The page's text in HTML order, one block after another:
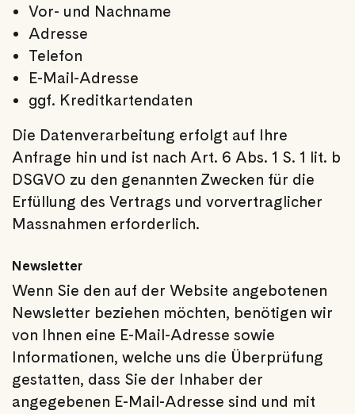
Vor- und Nachname
Adresse
Telefon
E-Mail-Adresse
ggf. Kreditkartendaten
Die Datenverarbeitung erfolgt auf Ihre
Anfrage hin und ist nach Art. 6 Abs. 1 S. 1 lit. b
DSGVO zu den genannten Zwecken für die
Erfüllung des Vertrags und vorvertraglicher
Massnahmen erforderlich.
Newsletter
Wenn Sie den auf der Website angebotenen
Newsletter beziehen möchten, benötigen wir
von Ihnen eine E-Mail-Adresse sowie
Informationen, welche uns die Überprüfung
gestatten, dass Sie der Inhaber der
angegebenen E-Mail-Adresse sind und mit